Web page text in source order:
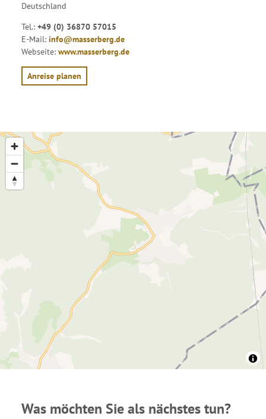
Deutschland
Tel.: +49 (0) 36870 57015
E-Mail: info@masserberg.de
Webseite: www.masserberg.de
Anreise planen
Was möchten Sie als nächstes tun?